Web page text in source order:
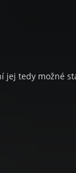
jej tedy možné